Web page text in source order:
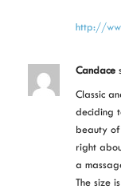
http://
Candace
Classic
deciding
beauty of
right
a
The size